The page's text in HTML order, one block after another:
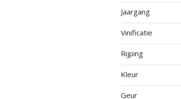
Jaargang
Vinificatie
Rijping
Kleur
Geur